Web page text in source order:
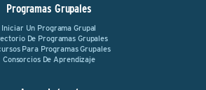
Programas Grupales
Iniciar Un Programa Grupal
De Programas Grupales
Para Programas Grupales
Consorcios De Aprendizaje